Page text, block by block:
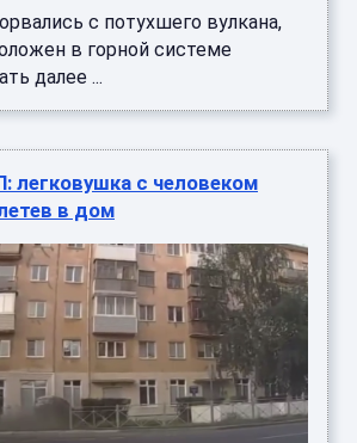
с потухшего вулкана,
в горной системе
далее ...
легковушка с человеком
в дом